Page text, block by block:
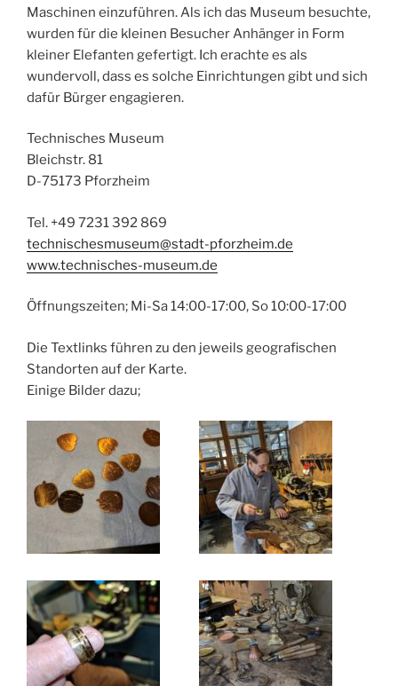
Maschinen einzuführen. Als ich das Museum besuchte,
wurden für die kleinen Besucher Anhänger in Form
kleiner Elefanten gefertigt. Ich erachte es als
wundervoll, dass es solche Einrichtungen gibt und sich
dafür Bürger engagieren.
Technisches Museum
Bleichstr. 81
D-75173 Pforzheim
Tel. +49 7231 392 869
technischesmuseum@stadt-pforzheim.de
www.technisches-museum.de
Öffnungszeiten; Mi-Sa 14:00-17:00, So 10:00-17:00
Die Textlinks führen zu den jeweils geografischen
Standorten auf der Karte.
Einige Bilder dazu;